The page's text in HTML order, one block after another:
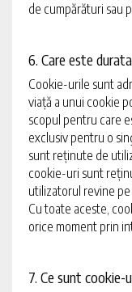
de cumpărături sau
6. Care este
Cookie-urile sunt
viață a unui cookie
scopul pentru care
exclusiv pentru o
sunt reținute de
cookie-uri sunt
utilizatorul revine
Cu toate aceste,
orice moment prin
7. Ce sunt cookie-